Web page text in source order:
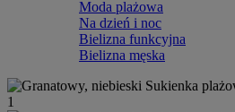
Moda plażowa
Na dzień i noc
Bielizna funkcyjna
Bielizna męska